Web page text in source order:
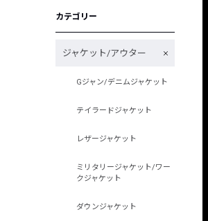
カテゴリー
ジャケット/アウター
Gジャン/デニムジャケット
テイラードジャケット
レザージャケット
ミリタリージャケット/ワー
クジャケット
ダウンジャケット